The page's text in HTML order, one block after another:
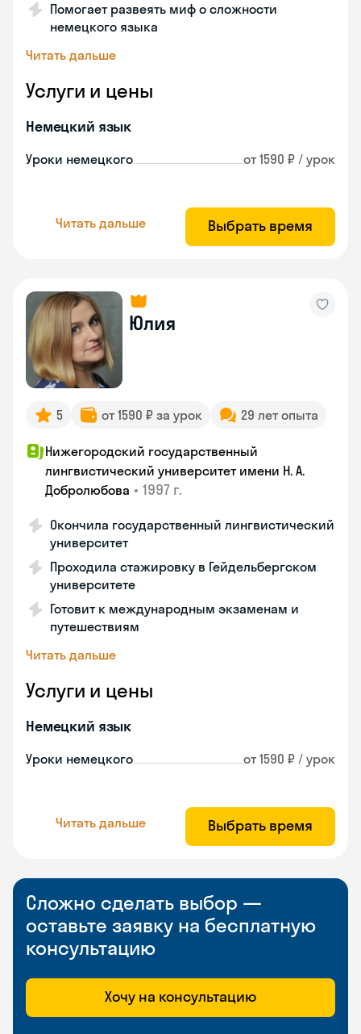
Помогает развеять миф о сложности
немецкого языка
Читать дальше
Услуги и цены
Немецкий язык
Уроки немецкого от 1590 ₽ / урок
Читать дальше Выбрать время
Юлия
5 от 1590 ₽ за урок 29 лет опыта
Нижегородский государственный
лингвистический университет имени Н. А.
Добролюбова • 1997 г.
Окончила государственный лингвистический
университет
Проходила стажировку в Гейдельбергском
университете
Готовит к международным экзаменам и
путешествиям
Читать дальше
Услуги и цены
Немецкий язык
Уроки немецкого от 1590 ₽ / урок
Читать дальше Выбрать время
Сложно сделать выбор —
оставьте заявку на бесплатную
консультацию
Хочу на консультацию